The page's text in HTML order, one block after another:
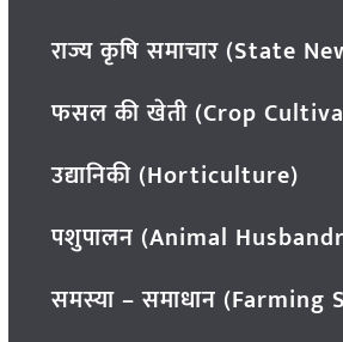
राज्य कृषि समाचार (State
फसल की खेती (Crop
उद्यानिकी (Horticulture)
पशुपालन (Animal
समस्या – समाधान (Farming